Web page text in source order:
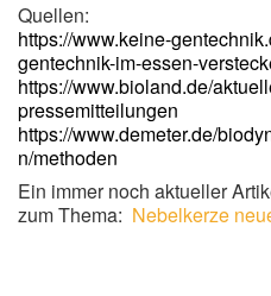
Quellen:
https://www.keine-
gentechnik-im-essen-
https://www.bioland.de/
pressemitteilungen
https://www.demeter.de/
n/methoden
Ein immer noch aktueller
zum Thema: Nebelkerze